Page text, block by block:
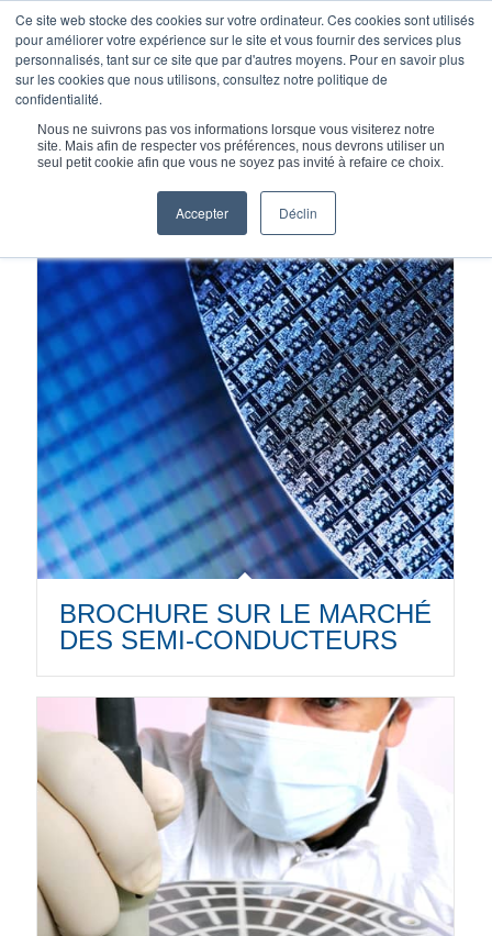
Ce site web stocke des cookies sur votre ordinateur. Ces cookies sont utilisés
pour améliorer votre expérience sur le site et vous fournir des services plus
personnalisés, tant sur ce site que par d'autres moyens. Pour en savoir plus
sur les cookies que nous utilisons, consultez notre politique de
confidentialité.
Nous ne suivrons pas vos informations lorsque vous visiterez notre
site. Mais afin de respecter vos préférences, nous devrons utiliser un
seul petit cookie afin que vous ne soyez pas invité à refaire ce choix.
Accepter Déclin
Vous êtes ici : Accueil /
Sous-systèmes de chambre d'équipement pour semi-conducteurs
/ Piédestaux de mandrin électrostatiques
BROCHURE SUR LE MARCHÉ
DES SEMI-CONDUCTEURS